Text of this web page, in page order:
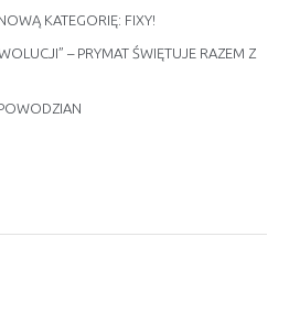
KATEGORIĘ: FIXY!
– PRYMAT ŚWIĘTUJE RAZEM Z